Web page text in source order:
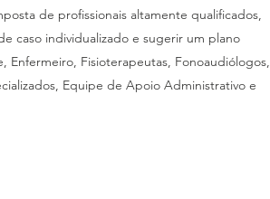
de profissionais altamente qualificados,
caso individualizado e sugerir um plano
Fisioterapeutas, Fonoaudiólogos,
Equipe de Apoio Administrativo e